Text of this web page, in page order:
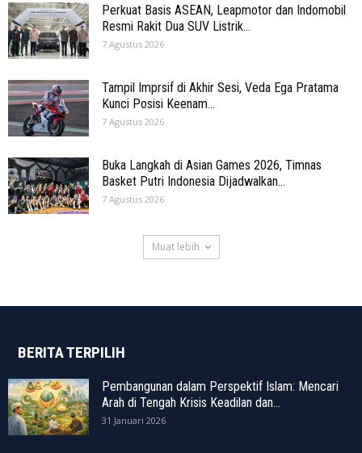
Perkuat Basis ASEAN, Leapmotor dan Indomobil
Resmi Rakit Dua SUV Listrik...
7 Agustus 2026
Tampil Imprsif di Akhir Sesi, Veda Ega Pratama
Kunci Posisi Keenam...
7 Agustus 2026
Buka Langkah di Asian Games 2026, Timnas
Basket Putri Indonesia Dijadwalkan...
7 Agustus 2026
Muat lebih
BERITA TERPILIH
Pembangunan dalam Perspektif Islam: Mencari
Arah di Tengah Krisis Keadilan dan...
31 Januari 2026